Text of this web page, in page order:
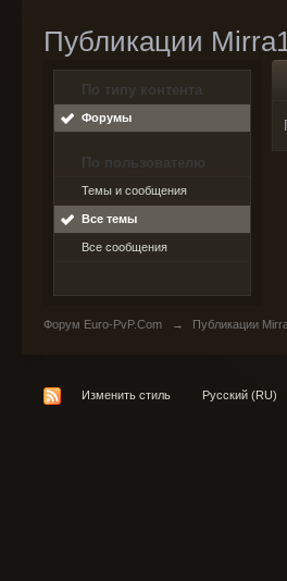
Публикации
По типу контента
Форумы
По пользователю
Темы и сообщения
Все темы
Все сообщения
Форум Euro-PvP.Com → Публикации
Изменить стиль Русский (RU)